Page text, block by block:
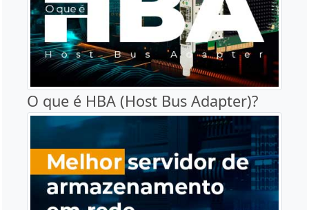
O que é HBA (Host Bus Adapter)?